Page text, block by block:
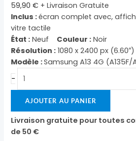
59,90€ + Livraison Gratuite
Inclus :écran complet avec,
vitre tactile
État : Neuf Couleur : Noir
Résolution : 1080 x 2400 px (6.60″)
Modèle :Samsung A13 4G (A135F/
-
AJOUTER AU PANIER
Livraison gratuite pour toutes
de 50 €